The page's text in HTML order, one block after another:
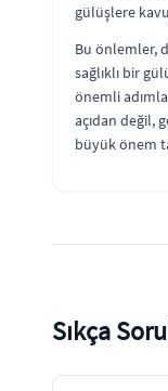
gülüşlere
Bu önlemler,
sağlıklı bir
önemli
açıdan değil,
büyük önem
Sıkça